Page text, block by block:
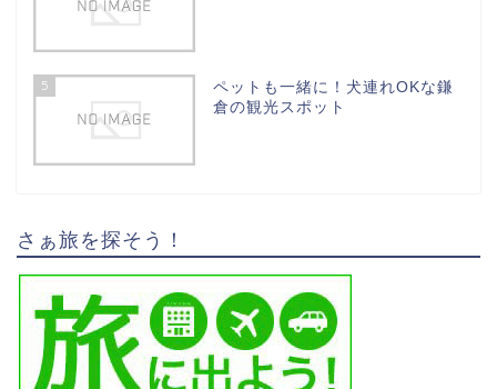
5
ペットも一緒に！犬連れOKな鎌
倉の観光スポット
さぁ旅を探そう！